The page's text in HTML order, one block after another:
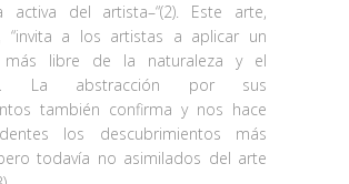
activa del artista–“(2). Este arte,
“invita a los artistas a aplicar un
más libre de la naturaleza y el
La abstracción por sus
también confirma y nos hace
los descubrimientos más
todavía no asimilados del arte